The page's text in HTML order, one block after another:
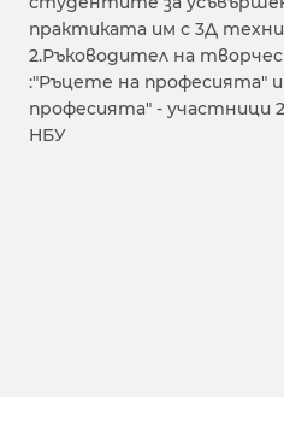
практиката им с 3Д
2.Ръководител на
:"Ръцете на професията"
професията" - участници
НБУ